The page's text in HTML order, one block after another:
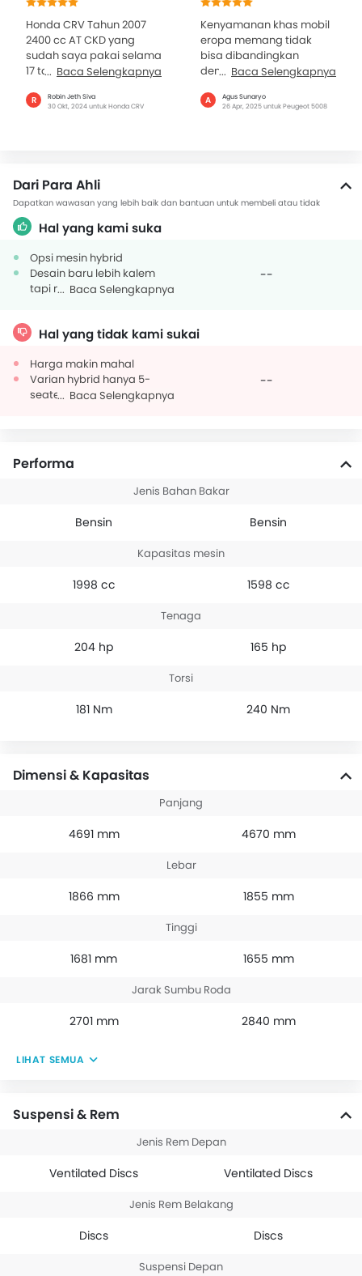
Honda CRV Tahun 2007
2400 cc AT CKD yang
sudah saya pakai selama
17 tahun lebih Mobil yang
menggunakan Profil Ban
Baca Selengkapnya
R
Robin Jeth Siva
30 Okt, 2024 untuk Honda CRV
Kenyamanan khas mobil
eropa memang tidak
bisa dibandingkan
dengan mobil asia.
dan mudah handlingnya.
Baca Selengkapnya
A
Agus Sunaryo
26 Apr, 2025 untuk Peugeot 5008
Dari Para Ahli
Dapatkan wawasan yang lebih baik dan bantuan untuk membeli atau tidak
Hal yang kami suka
Opsi mesin hybrid
Desain baru lebih kalem
tapi makin elegan
Honda Sensing
Baca Selengkapnya
--
Hal yang tidak kami sukai
Harga makin mahal
Varian hybrid hanya 5-
seater Baca Selengkapnya
--
Performa
Jenis Bahan Bakar
Bensin Bensin
Kapasitas mesin
1998 cc 1598 cc
Tenaga
204 hp 165 hp
Torsi
181 Nm 240 Nm
Dimensi & Kapasitas
Panjang
4691 mm 4670 mm
Lebar
1866 mm 1855 mm
Tinggi
1681 mm 1655 mm
Jarak Sumbu Roda
2701 mm 2840 mm
LIHAT SEMUA
Suspensi & Rem
Jenis Rem Depan
Ventilated Discs Ventilated Discs
Jenis Rem Belakang
Discs Discs
Suspensi Depan